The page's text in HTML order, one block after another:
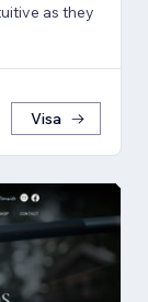
as they
Visa